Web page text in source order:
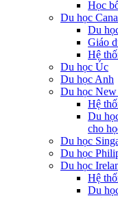
Học
Du học
Du
Giáo
Hệ
Du học Úc
Du học Anh
Du học New
Hệ
Du
cho
Du học
Du học
Du học
Hệ
Du